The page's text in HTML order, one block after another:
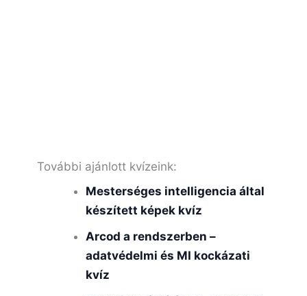
További ajánlott kvízeink:
Mesterséges intelligencia által
készített képek kvíz
Arcod a rendszerben –
adatvédelmi és MI kockázati
kvíz